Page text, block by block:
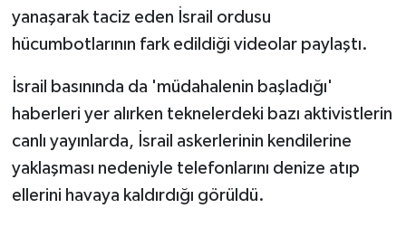
yanaşarak taciz eden İsrail ordusu
hücumbotlarının fark edildiği videolar paylaştı.
İsrail basınında da 'müdahalenin başladığı'
haberleri yer alırken teknelerdeki bazı aktivistlerin
canlı yayınlarda, İsrail askerlerinin kendilerine
yaklaşması nedeniyle telefonlarını denize atıp
ellerini havaya kaldırdığı görüldü.